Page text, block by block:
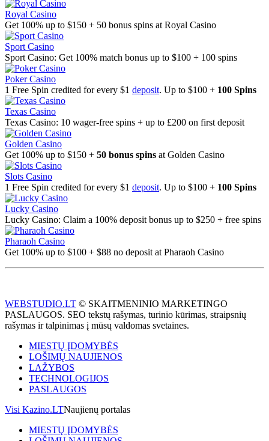
Royal Casino
Get 100% up to $150 + 50 bonus spins at Royal Casino
Sport Casino
Sport Casino: Get 100% match bonus up to $100 + 100 spins
Poker Casino
1 Free Spin credited for every $1 deposit. Up to $100 + 100 Spins
Texas Casino
Texas Casino: 10 wager-free spins + up to £200 on first deposit
Golden Casino
Get 100% up to $150 + 50 bonus spins at Golden Casino
Slots Casino
1 Free Spin credited for every $1 deposit. Up to $100 + 100 Spins
Lucky Casino
Lucky Casino: Claim a 100% deposit bonus up to $250 + free spins
Pharaoh Casino
Get 100% up to $100 + $88 no deposit at Pharaoh Casino
WEBSTUDIO.LT © SKAITMENINIO MARKETINGO
PASLAUGOS. SEO tekstų rašymas, turinio kūrimas, straipsnių
rašymas ir talpinimas į mūsų valdomas svetaines.
MIESTŲ ĮDOMYBĖS
LOŠIMŲ NAUJIENOS
LAŽYBOS
TECHNOLOGIJOS
PASLAUGOS
Visi Kazino.LTNaujienų portalas
MIESTŲ ĮDOMYBĖS